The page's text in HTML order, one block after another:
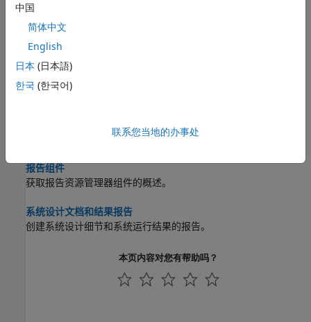
为 Simulink 和 Stateflow 元素创建报告生成器
使用预定义的 Simulink 和 Stateflow 元素查找器和报告器可减少
编码时间和复杂性。
报告创建工作流程
Simulink Report Generator
无需自定义即可生成报告
使用预定义的报告、报告元素和 Web 视图。
报告组件
获取报告资源管理器组件的概述。
系统设计文档和结果报告
创建系统设计细节和系统运行结果的报告。
本页内容对您有帮助吗？
中国
简体中文
English
日本 (日本語)
한국 (한국어)
联系您当地的办事处